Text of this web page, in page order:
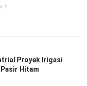
Proyek Irigasi
Hitam